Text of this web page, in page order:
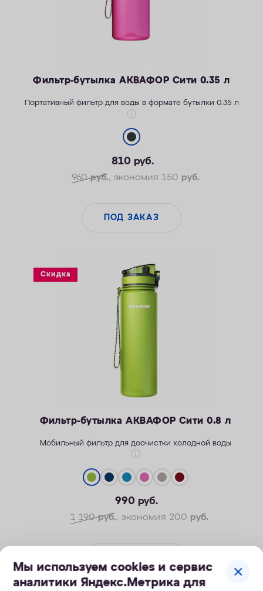
Фильтр-бутылка АКВАФОР Сити 0.35 л
Портативный фильтр для воды в формате бутылки 0.35 л
Легкость активной жизни
Надежность корпуса
Безопасные материалы
810 руб.
960руб., экономия 150 руб.
ПОД ЗАКАЗ
Скидка
Фильтр-бутылка АКВАФОР Сити 0.8 л
Мобильный фильтр для доочистки холодной воды
Легкость активной жизни
Надежность корпуса
Безопасные материалы
990 руб.
1 190руб., экономия 200 руб.
Мы используем cookies и сервис
аналитики Яндекс.Метрика для